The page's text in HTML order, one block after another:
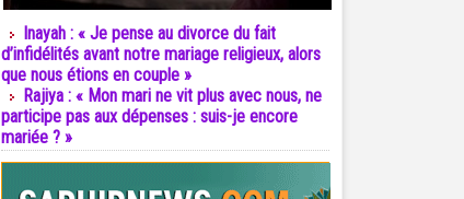
Inayah : « Je pense au divorce du fait
d’infidélités avant notre mariage religieux, alors
que nous étions en couple »
Rajiya : « Mon mari ne vit plus avec nous, ne
participe pas aux dépenses : suis-je encore
mariée ? »